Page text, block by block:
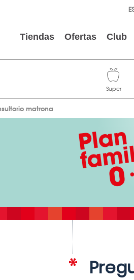
Tiendas Ofertas Club
matrona